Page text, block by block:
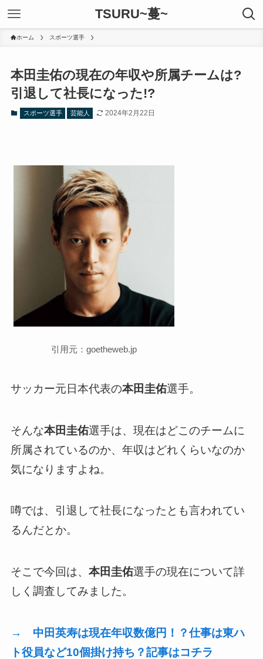
TSURU~蔓~
ホーム スポーツ選手
本田圭佑の現在の年収や所属チームは?
引退して社長になった!?
スポーツ選手 芸能人 2024年2月22日
引用元：goetheweb.jp
サッカー元日本代表の本田圭佑選手。
そんな本田圭佑選手は、現在はどこのチームに
所属されているのか、年収はどれくらいなのか
気になりますよね。
噂では、引退して社長になったとも言われてい
るんだとか。
そこで今回は、 本田圭佑選手の現在について詳
しく調査してみました。
→ 中田英寿は現在年収数億円！？仕事は東ハ
ト役員など10個掛け持ち？記事はコチラ